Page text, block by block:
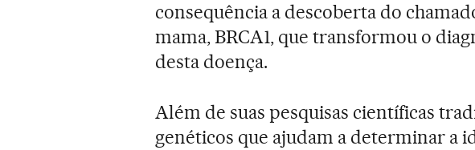
consequência a descoberta do
mama, BRCA1, que transformou o
desta doença.
Além de suas pesquisas científicas
genéticos que ajudam a determinar a